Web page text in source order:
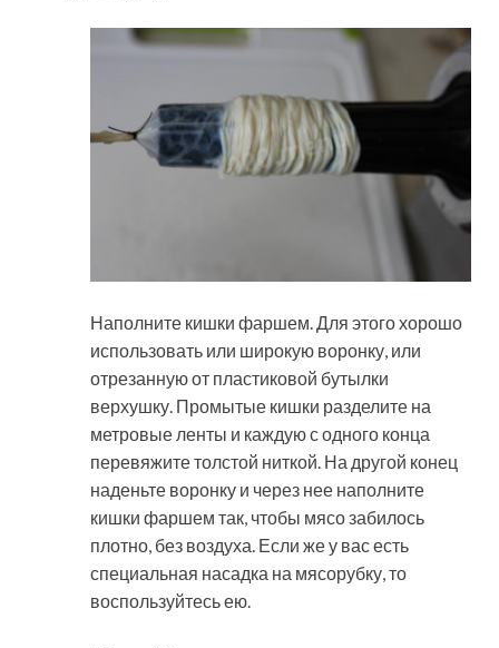
Наполните кишки фаршем. Для этого хорошо
использовать или широкую воронку, или
отрезанную от пластиковой бутылки
верхушку. Промытые кишки разделите на
метровые ленты и каждую с одного конца
перевяжите толстой ниткой. На другой конец
наденьте воронку и через нее наполните
кишки фаршем так, чтобы мясо забилось
плотно, без воздуха. Если же у вас есть
специальная насадка на мясорубку, то
воспользуйтесь ею.